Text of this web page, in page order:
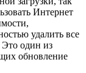
Интернет
удалить все
один из
обновление